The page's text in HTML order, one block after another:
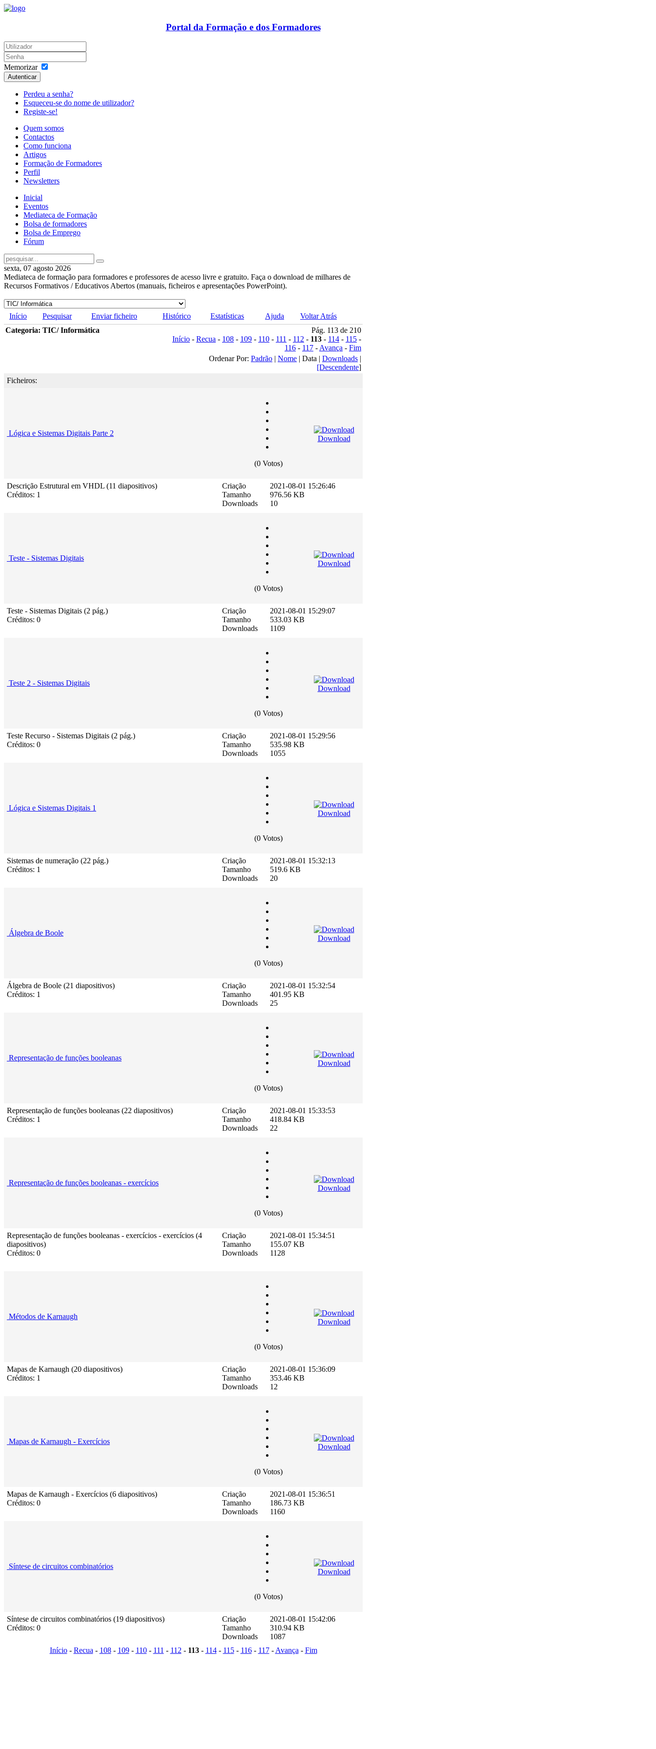
Portal da Formação e dos Formadores
Memorizar
Autenticar
Perdeu a senha?
Esqueceu-se do nome de utilizador?
Registe-se!
Quem somos
Contactos
Como funciona
Artigos
Formação de Formadores
Perfil
Newsletters
Inicial
Eventos
Mediateca de Formação
Bolsa de formadores
Bolsa de Emprego
Fórum
sexta, 07 agosto 2026
Mediateca de formação para formadores e professores de acesso livre e gratuito. Faça o download de milhares de
Recursos Formativos / Educativos Abertos (manuais, ficheiros e apresentações PowerPoint).
Início Pesquisar Enviar ficheiro Histórico Estatísticas Ajuda
Voltar Atrás
Categoria: TIC/ Informática
Pág. 113 de 210
Início - Recua - 108 - 109 - 110 - 111 - 112 - 113 - 114 - 115 -
116 - 117 -Avança - Fim
Ordenar Por: Padrão | Nome | Data | Downloads |
[Descendente]
Ficheiros:
Lógica e Sistemas Digitais Parte 2
(0 Votos)
Download
Descrição Estrutural em VHDL (11 diapositivos)
Créditos: 1
Criação
Tamanho
Downloads
2021-08-01 15:26:46
976.56 KB
10
Teste - Sistemas Digitais
(0 Votos)
Download
Teste - Sistemas Digitais (2 pág.)
Créditos: 0
Criação
Tamanho
Downloads
2021-08-01 15:29:07
533.03 KB
1109
Teste 2 - Sistemas Digitais
(0 Votos)
Download
Teste Recurso - Sistemas Digitais (2 pág.)
Créditos: 0
Criação
Tamanho
Downloads
2021-08-01 15:29:56
535.98 KB
1055
Lógica e Sistemas Digitais 1
(0 Votos)
Download
Sistemas de numeração (22 pág.)
Créditos: 1
Criação
Tamanho
Downloads
2021-08-01 15:32:13
519.6 KB
20
Álgebra de Boole
(0 Votos)
Download
Álgebra de Boole (21 diapositivos)
Créditos: 1
Criação
Tamanho
Downloads
2021-08-01 15:32:54
401.95 KB
25
Representação de funções booleanas
(0 Votos)
Download
Representação de funções booleanas (22 diapositivos)
Créditos: 1
Criação
Tamanho
Downloads
2021-08-01 15:33:53
418.84 KB
22
Representação de funções booleanas - exercícios
(0 Votos)
Download
Representação de funções booleanas - exercícios - exercícios (4
diapositivos)
Créditos: 0
Criação
Tamanho
Downloads
2021-08-01 15:34:51
155.07 KB
1128
Métodos de Karnaugh
(0 Votos)
Download
Mapas de Karnaugh (20 diapositivos)
Créditos: 1
Criação
Tamanho
Downloads
2021-08-01 15:36:09
353.46 KB
12
Mapas de Karnaugh - Exercícios
(0 Votos)
Download
Mapas de Karnaugh - Exercícios (6 diapositivos)
Créditos: 0
Criação
Tamanho
Downloads
2021-08-01 15:36:51
186.73 KB
1160
Síntese de circuitos combinatórios
(0 Votos)
Download
Síntese de circuitos combinatórios (19 diapositivos)
Créditos: 0
Criação
Tamanho
Downloads
2021-08-01 15:42:06
310.94 KB
1087
Início- Recua- 108- 109- 110- 111 - 112- 113- 114- 115- 116- 117-Avança- Fim